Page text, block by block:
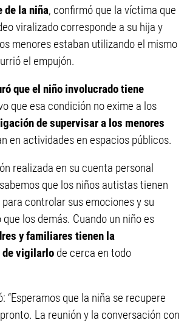
de la niña, confirmó que la víctima que
viralizado corresponde a su hija y
menores estaban utilizando el mismo
el empujón.
que el niño involucrado tiene
que esa condición no exime a los
de supervisar a los menores
en actividades en espacios públicos.
realizada en su cuenta personal
que los niños autistas tienen
controlar sus emociones y su
los demás. Cuando un niño es
y familiares tienen la
de vigilarlo de cerca en todo
“Esperamos que la niña se recupere
La reunión y la conversación con